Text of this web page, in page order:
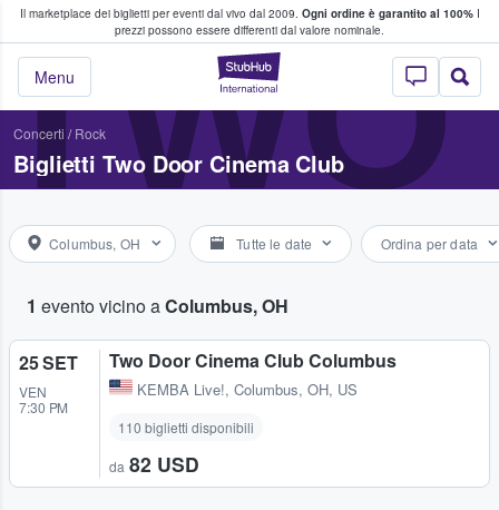
Il marketplace dei biglietti per eventi dal vivo dal 2009. Ogni ordine è garantito al 100%I
prezzi possono essere differenti dal valore nominale.
StubHub - Dove
Menu
fan comprano e vendono biglietti
Concerti / Rock
Biglietti Two Door Cinema Club
Columbus, OH Tutte le date Ordina per data
1 evento vicino aColumbus, OH
25 SET
VEN
7:30 PM
Two Door Cinema Club Columbus
KEMBA Live!, Columbus, OH, US
110 biglietti disponibili
da 82 USD